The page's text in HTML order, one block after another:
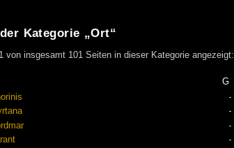
Kategorie „Ort“
von insgesamt 101 Seiten in dieser Kategorie angezeigt:
G